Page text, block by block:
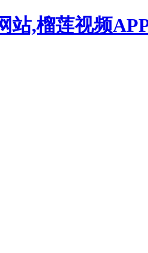
站,榴莲视频